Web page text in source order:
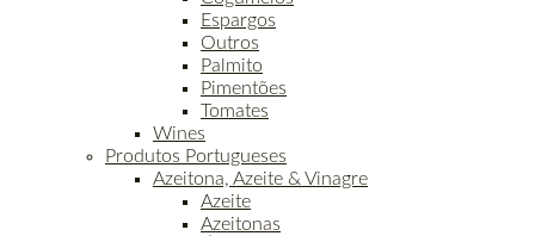
Espargos
Outros
Palmito
Pimentões
Tomates
Wines
Produtos Portugueses
Azeitona, Azeite & Vinagre
Azeite
Azeitonas